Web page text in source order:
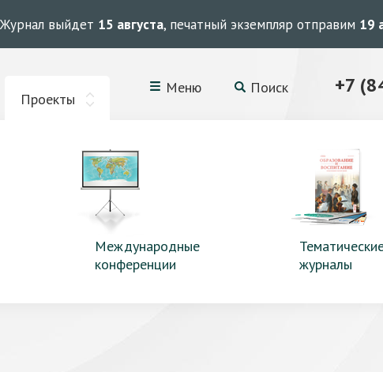
Журнал выйдет 15 августа, печатный экземпляр отправим 19
Проекты
Меню Поиск +7
Международные
конференции
журналы